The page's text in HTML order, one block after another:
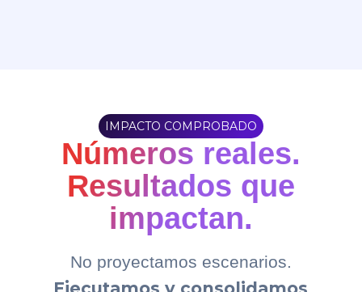
IMPACTO COMPROBADO
Números reales.
Resultados que
impactan.
No proyectamos escenarios.